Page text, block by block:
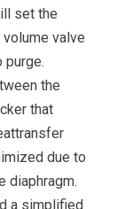
set the
valve
purge.
the
that
due to
diaphragm.
a simplified